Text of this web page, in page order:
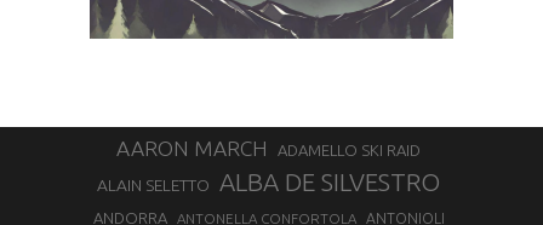
AARON MARCH ADAMELLO SKI RAID
ALAIN SELETTO ALBA DE SILVESTRO
ANDORRA ANTONELLA CONFORTOLA ANTONIOLI